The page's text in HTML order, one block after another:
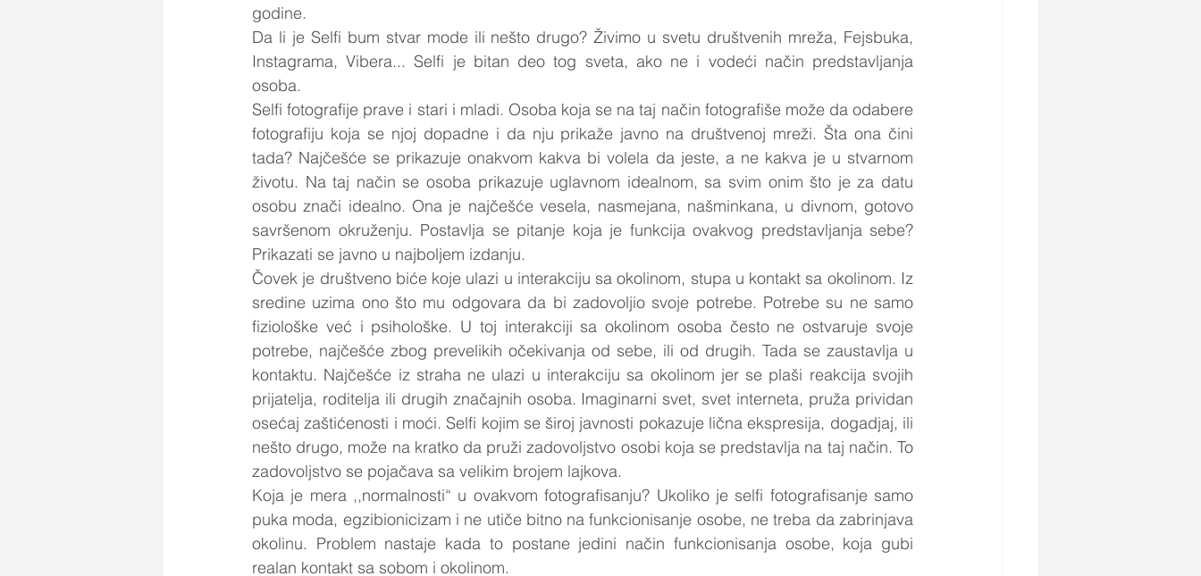
godine.
Da li je Selfi bum stvar mode ili nešto drugo? Živimo u svetu društvenih mreža, Fejsbuka,
Instagrama, Vibera... Selfi je bitan deo tog sveta, ako ne i vodeći način predstavljanja
osoba.
Selfi fotografije prave i stari i mladi. Osoba koja se na taj način fotografiše može da odabere
fotografiju koja se njoj dopadne i da nju prikaže javno na društvenoj mreži. Šta ona čini
tada? Najčešće se prikazuje onakvom kakva bi volela da jeste, a ne kakva je u stvarnom
životu. Na taj način se osoba prikazuje uglavnom idealnom, sa svim onim što je za datu
osobu znači idealno. Ona je najčešće vesela, nasmejana, našminkana, u divnom, gotovo
savršenom okruženju. Postavlja se pitanje koja je funkcija ovakvog predstavljanja sebe?
Prikazati se javno u najboljem izdanju.
Čovek je društveno biće koje ulazi u interakciju sa okolinom, stupa u kontakt sa okolinom. Iz
sredine uzima ono što mu odgovara da bi zadovoljio svoje potrebe. Potrebe su ne samo
fiziološke već i psihološke. U toj interakciji sa okolinom osoba često ne ostvaruje svoje
potrebe, najčešće zbog prevelikih očekivanja od sebe, ili od drugih. Tada se zaustavlja u
kontaktu. Najčešće iz straha ne ulazi u interakciju sa okolinom jer se plaši reakcija svojih
prijatelja, roditelja ili drugih značajnih osoba. Imaginarni svet, svet interneta, pruža prividan
osećaj zaštićenosti i moći. Selfi kojim se široj javnosti pokazuje lična ekspresija, dogadjaj, ili
nešto drugo, može na kratko da pruži zadovoljstvo osobi koja se predstavlja na taj način. To
zadovoljstvo se pojačava sa velikim brojem lajkova.
Koja je mera ,,normalnosti“ u ovakvom fotografisanju? Ukoliko je selfi fotografisanje samo
puka moda, egzibionicizam i ne utiče bitno na funkcionisanje osobe, ne treba da zabrinjava
okolinu. Problem nastaje kada to postane jedini način funkcionisanja osobe, koja gubi
realan kontakt sa sobom i okolinom.